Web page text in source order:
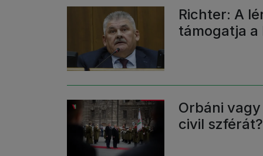
Richter: A
támogatja
Orbáni
civil szférát?